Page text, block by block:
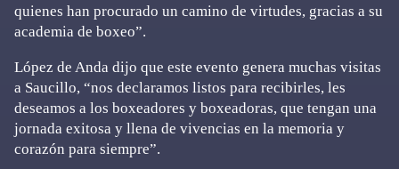
quienes han procurado un camino de virtudes, gracias a su
academia de boxeo”.
López de Anda dijo que este evento genera muchas visitas
a Saucillo, “nos declaramos listos para recibirles, les
deseamos a los boxeadores y boxeadoras, que tengan una
jornada exitosa y llena de vivencias en la memoria y
corazón para siempre”.